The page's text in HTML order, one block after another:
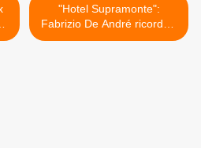
"Hotel Supramonte":
Fabrizio De André ricorda il
suo rapimento >